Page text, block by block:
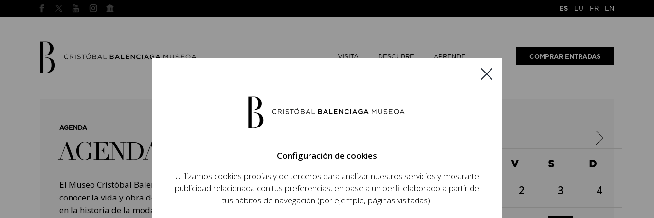
ES EU FR EN
VISITA DESCUBRE APRENDE COMPRAR ENTRADAS
AGENDA
AGENDA
El Museo Cristóbal Balenciaga tiene como objetivo dar a
conocer la vida y obra del prestigioso modista, su relevancia
en la historia de la moda, y la contemporaneidad de su legado.
V S D
2 3 4
Configuración de cookies
Utilizamos cookies propias y de terceros para analizar nuestros servicios y mostrarte
publicidad relacionada con tus preferencias, en base a un perfil elaborado a partir de
tus hábitos de navegación (por ejemplo, páginas visitadas).